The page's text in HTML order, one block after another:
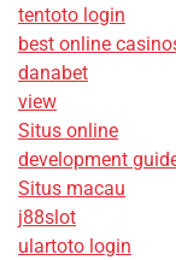
tentoto login
best online
danabet
view
Situs online
development
Situs macau
j88slot
ulartoto login